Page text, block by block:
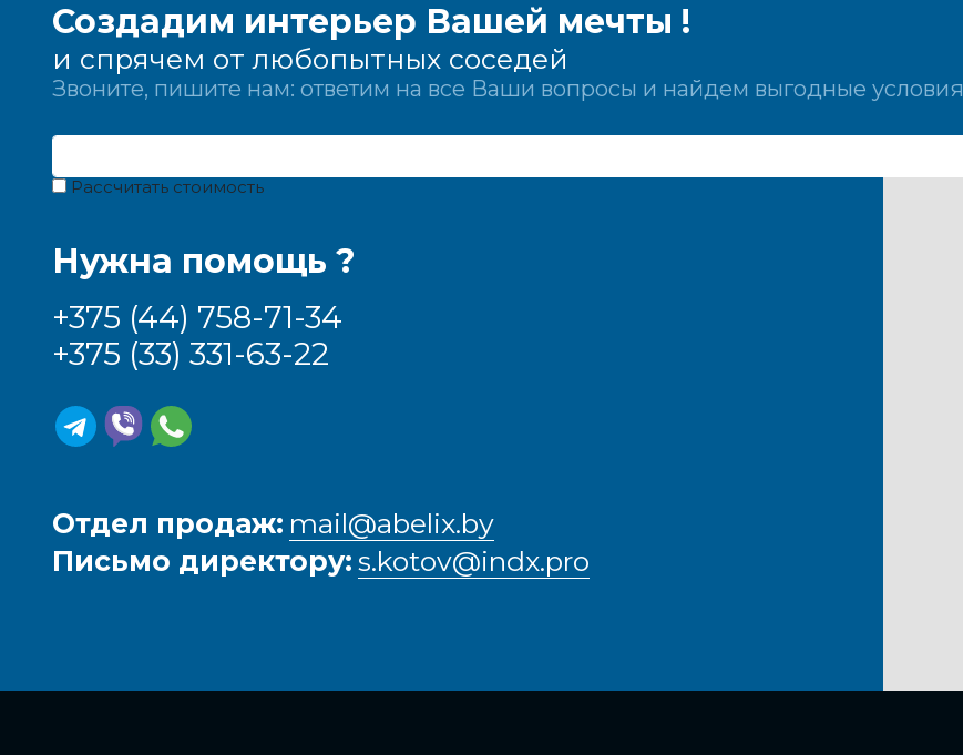
Создадим интерьер Вашей мечты !
и спрячем от любопытных соседей
Звоните, пишите нам: ответим на все Ваши вопросы и найдем выгодные условия
Рассчитать стоимость
Нужна помощь ?
+375 (44) 758-71-34
+375 (33) 331-63-22
Отдел продаж: mail@abelix.by
Письмо директору: s.kotov@indx.pro